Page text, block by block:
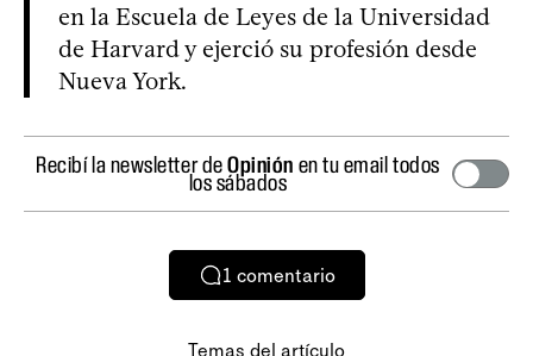
en la Escuela de Leyes de la Universidad
de Harvard y ejerció su profesión desde
Nueva York.
Recibí la newsletter deOpinión en tu email todos
los sábados
1 comentario
Temas del artículo